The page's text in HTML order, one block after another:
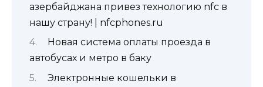
азербайджана привез технологию nfc в
нашу страну! | nfcphones.ru
Новая система оплаты проезда в
автобусах и метро в баку
Электронные кошельки в